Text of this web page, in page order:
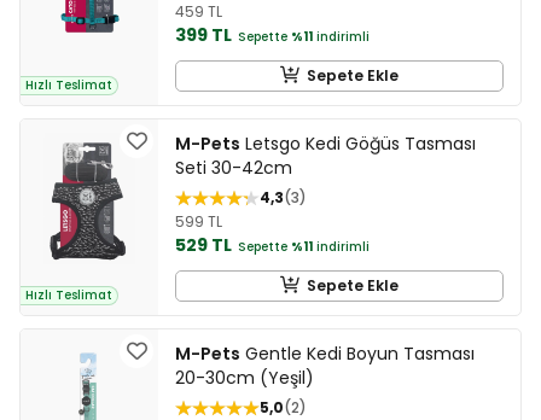
Hızlı Teslimat
459 TL
399 TL Sepette %11 indirimli
Sepete Ekle
Hızlı Teslimat
M-Pets Letsgo Kedi Göğüs Tasması
Seti 30-42cm
4,3 3
599 TL
529 TL Sepette %11 indirimli
Sepete Ekle
M-Pets Gentle Kedi Boyun Tasması
20-30cm (Yeşil)
5,0 2